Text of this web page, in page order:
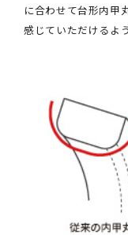
に合わせて台形内甲
感じていただけるよ